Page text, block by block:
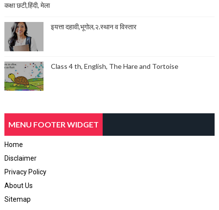
कक्षा छटी,हिंदी, मेला
इयत्ता दहावी,भूगोल,२.स्थान व विस्तार
Class 4 th, English, The Hare and Tortoise
MENU FOOTER WIDGET
Home
Disclaimer
Privacy Policy
About Us
Sitemap